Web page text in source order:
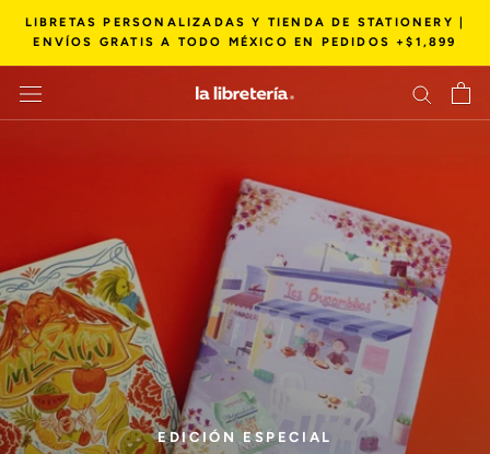
contenido
LIBRETAS PERSONALIZADAS Y TIENDA DE STATIONERY |
ENVÍOS GRATIS A TODO MÉXICO EN PEDIDOS +$1,899